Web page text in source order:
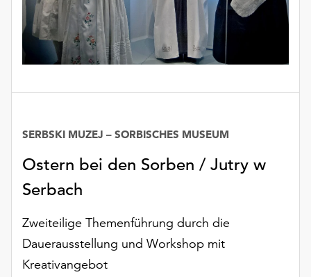
oder
dem
Impressum
Ostern bei den Sorben / Jutry w
Serbach
SERBSKI MUZEJ – SORBISCHES MUSEUM
Zweiteilige Themenführung durch die
Dauerausstellung und Workshop mit
Kreativangebot